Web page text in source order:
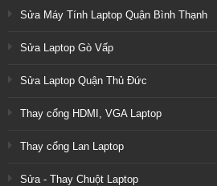
Sửa Máy Tính Laptop Quận Bình Thạnh
Sửa Laptop Gò Vấp
Sửa Laptop Quận Thủ Đức
Thay cổng HDMI, VGA Laptop
Thay cổng Lan Laptop
Sửa - Thay Chuột Laptop